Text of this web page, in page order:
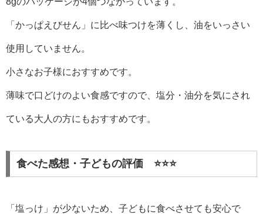
「かっぱえびせん」に比べ味つけを薄くし、油をいっさい
使用していません。
小さなお子様におすすめです。
薄味で口どけのよい食感ですので、塩分・油分を気にされ
ている大人の方にもおすすめです。
食べた感想・子どもの評価️ ⭐️⭐️⭐️
「塩っけ」が少ないため、子どもに食べさせても安心で